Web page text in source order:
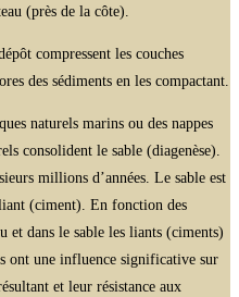
(près de la côte).
compressent les couches
des sédiments en les compactant.
naturels marins ou des nappes
consolident le sable (diagenèse).
millions d’années. Le sable est
(ciment). En fonction des
et dans le sable les liants (ciments)
ont une influence significative sur
et leur résistance aux